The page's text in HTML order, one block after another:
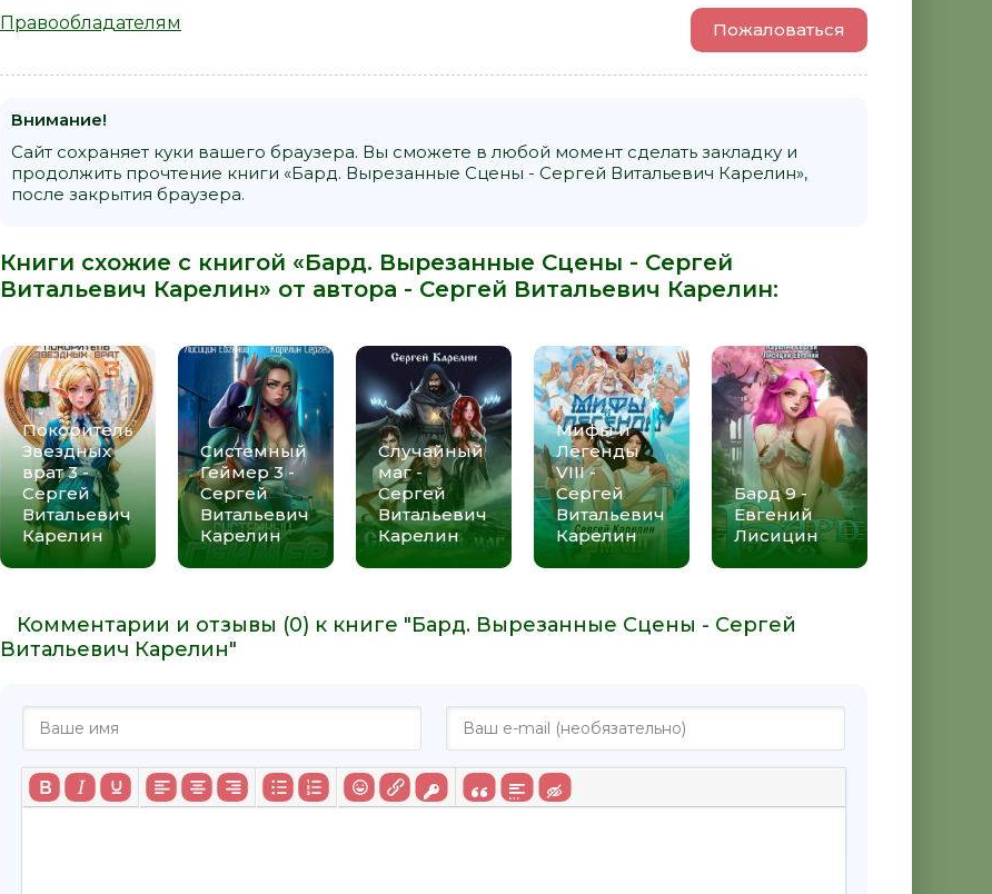
Правообладателям Пожаловаться
Внимание!
Сайт сохраняет куки вашего браузера. Вы сможете в любой момент сделать закладку и
продолжить прочтение книги «Бард. Вырезанные Сцены - Сергей Витальевич Карелин»,
после закрытия браузера.
Книги схожие с книгой «Бард. Вырезанные Сцены - Сергей
Витальевич Карелин» от автора - Сергей Витальевич Карелин:
Покоритель
Звездных
врат 3 -
Сергей
Витальевич
Карелин
Системный
Геймер 3 -
Сергей
Витальевич
Карелин
Случайный
маг -
Сергей
Витальевич
Карелин
Мифы и
Легенды
VIII -
Сергей
Витальевич
Карелин
Бард 9 -
Евгений
Лисицин
Комментарии и отзывы (0) к книге "Бард. Вырезанные Сцены - Сергей
Витальевич Карелин"